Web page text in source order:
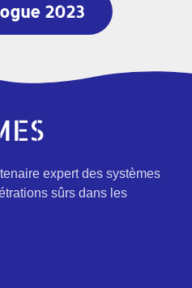
2023
expert des systèmes
sûrs dans les